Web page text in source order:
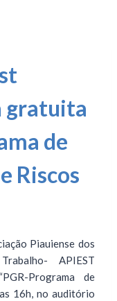
gratuita
de
Riscos
Piauiense dos
APIEST
Programa de
16h, no auditório